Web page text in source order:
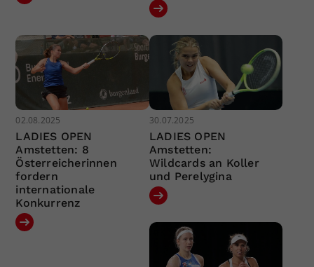
02.08.2025
LADIES OPEN
Amstetten: 8
Österreicherinnen
fordern
internationale
Konkurrenz
30.07.2025
LADIES OPEN
Amstetten:
Wildcards an Koller
und Perelygina